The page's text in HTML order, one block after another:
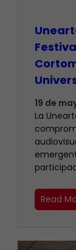
19 de
La
Read